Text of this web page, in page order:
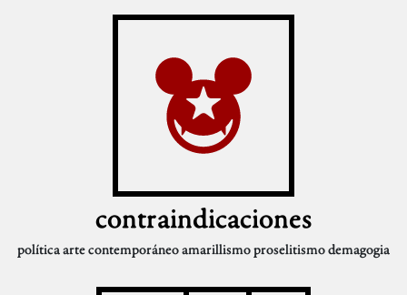
contraindicaciones
políticaarte contemporáneoamarillismoproselitismodemagogia